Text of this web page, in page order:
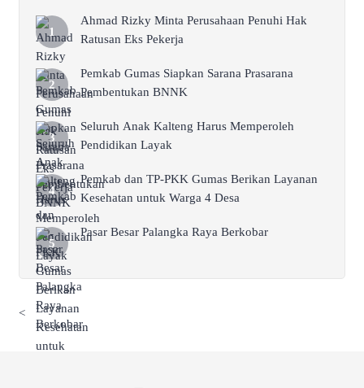
Ahmad Rizky Minta Perusahaan Penuhi Hak
Ratusan Eks Pekerja
Pemkab Gumas Siapkan Sarana Prasarana
Pembentukan BNNK
Seluruh Anak Kalteng Harus Memperoleh
Pendidikan Layak
Pemkab dan TP-PKK Gumas Berikan Layanan
Kesehatan untuk Warga 4 Desa
Pasar Besar Palangka Raya Berkobar
<